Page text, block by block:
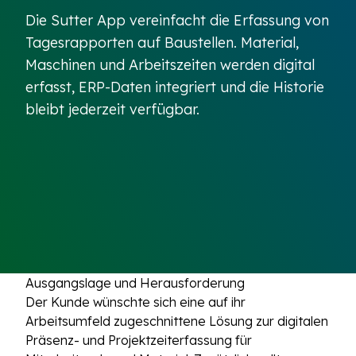
Die Sutter App vereinfacht die Erfassung von
Tagesrapporten auf Baustellen. Material,
Maschinen und Arbeitszeiten werden digital
erfasst, ERP-Daten integriert und die Historie
bleibt jederzeit verfügbar.
Ausgangslage und Herausforderung
Der Kunde wünschte sich eine auf ihr
Arbeitsumfeld zugeschnittene Lösung zur digitalen
Präsenz- und Projektzeiterfassung für